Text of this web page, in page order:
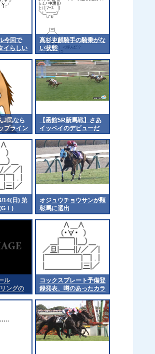
今回で
イらしい
高杉吏麒騎手の騎乗がな
い状態
J民なら
プライン
【函館5R新馬戦】さあ
イッペイのデビューだ
14(日) 第
オジュウチョウサンが顕
彰馬に選出
ル
ングの
ォーリ
コックスプレート予備登
録発表、噂のあったカラ
ンダガンは登録無しで再
来日の可能性高まる